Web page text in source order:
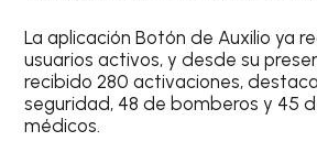
La aplicación Botón de Auxilio ya
usuarios activos, y desde su
recibido 280 activaciones,
seguridad, 48 de bomberos y 45
médicos.